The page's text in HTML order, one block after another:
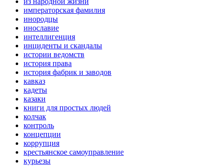
императорская фамилия
инородцы
инославие
интеллигенция
инциденты и скандалы
истории ведомств
история права
история фабрик и заводов
кавказ
кадеты
казаки
книги для простых людей
колчак
контроль
концепции
коррупция
крестьянское самоуправление
курьезы